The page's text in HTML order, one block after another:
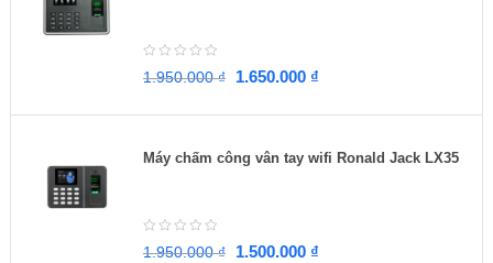
1.950.000₫ 1.650.000 ₫
Máy chấm công vân tay wifi Ronald Jack LX35
1.950.000₫ 1.500.000 ₫